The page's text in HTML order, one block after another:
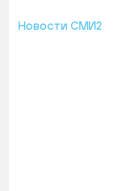
Новости СМИ2